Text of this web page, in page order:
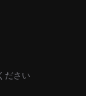
ださい